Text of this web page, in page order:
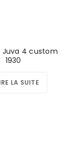
Juva 4 custom
1930
LA SUITE